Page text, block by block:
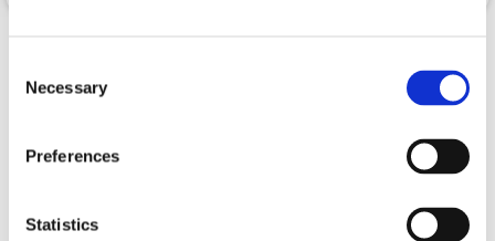
Selection
Necessary
Preferences
Statistics
Vattentät trädgårdshögtalare.
Finns i lagershop Göteborg